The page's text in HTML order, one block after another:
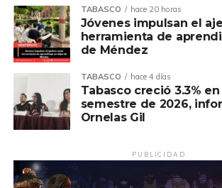
TABASCO hace 20 horas
Jóvenes impulsan el
herramienta de
de Méndez
TABASCO hace 4 días
Tabasco creció 3.3%
semestre de 2026,
Ornelas Gil
PUBLICIDAD